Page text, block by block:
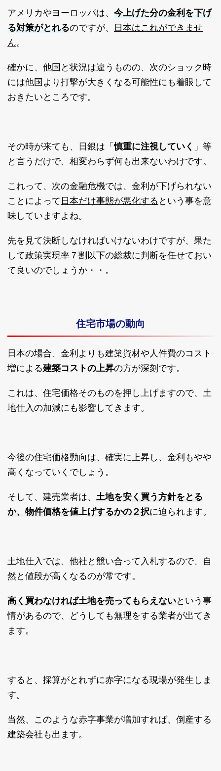
アメリカやヨーロッパは、 今上げた分の金利を下げ
る対策がとれるのですが、
日本はこれができませ
ん。
確かに、他国と状況は違うものの、次のショック時
には他国より打撃が大きくなる可能性にも着眼して
おきたいところです。
その時が来ても、日銀は「慎重に注視していく 」等
と言うだけで、相変わらず何も出来ないわけです。
これって、次の金融危機では、金利が下げられない
ことによって 日本だけ事態が悪化する という事を意
味していますよね。
先を見て決断しなければいけないわけですが、果た
して政策実現率７割以下の総裁に判断を任せておい
て良いのでしょうか・・。
住宅市場の動向
日本の場合、金利よりも建築資材や人件費のコスト
増による建築コストの上昇の方が深刻です。
これは、住宅価格そのものを押し上げますので、土
地仕入の加減にも影響してきます。
今後の住宅価格動向は、確実に上昇し、金利もやや
高くなっていくでしょう。
そして、建売業者は、 土地を安く買う方針をとる
か、物件価格を値上げするかの２択に迫られます。
土地仕入では、他社と競い合って入札するので、自
然と値段が高くなるのが常です。
高く買わなければ土地を売ってもらえないという事
情があるので、どうしても無理をする業者が出てき
ます。
すると、採算がとれずに赤字になる現場が発生しま
す。
当然、このような赤字事業が増加すれば、倒産する
建築会社も出ます。